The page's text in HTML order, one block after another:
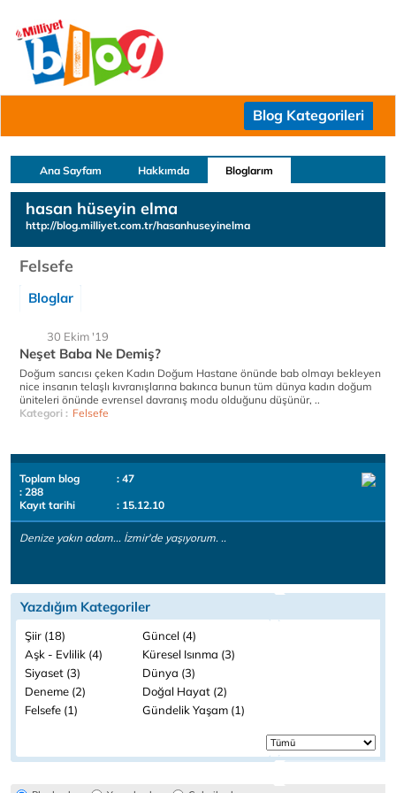
Blog Kategorileri
Ana Sayfam Hakkımda Bloglarım
hasan hüseyin elma
http://blog.milliyet.com.tr/hasanhuseyinelma
Felsefe
Bloglar
30 Ekim '19
Neşet Baba Ne Demiş?
Doğum sancısı çeken Kadın Doğum Hastane önünde bab olmayı bekleyen
nice insanın telaşlı kıvranışlarına bakınca bunun tüm dünya kadın doğum
üniteleri önünde evrensel davranış modu olduğunu düşünür, ..
Kategori : Felsefe
Toplam blog
: 47
: 288
Kayıt tarihi
: 15.12.10
Denize yakın adam... İzmir'de yaşıyorum. ..
Yazdığım Kategoriler
Şiir (18)
Güncel (4)
Aşk - Evlilik (4)
Küresel Isınma (3)
Siyaset (3)
Dünya (3)
Deneme (2)
Doğal Hayat (2)
Felsefe (1)
Gündelik Yaşam (1)